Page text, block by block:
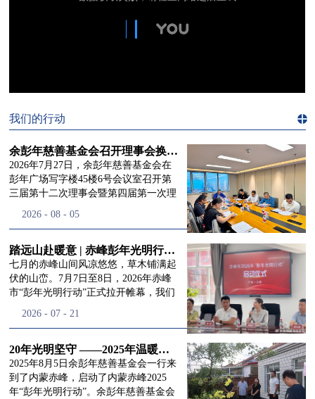
我们的行动
余彭年慈善基金会召开理事会换届会议
2026年7月27日，余彭年慈善基金会在
彭年广场写字楼45楼6号会议室召开第
三届第十二次理事会暨第四届第一次理
徐滨先生；副理事长兼秘书长彭志兵先
生、李玲辉先生、郭启兴先生及梅鑫先
生，现场列席人员:监事孙海跃先生，联
合党支部书记曾层同志。本次会议由理
事长徐滨主持，会议出席人数超过理事
换届会议严格按照基金会章程规定流程
同回顾了基金会过往任期内在助学兴
教、医疗救助、公益事业普惠等多个领
域深耕耕耘的公益历程，充分肯定了第
三届理事会全体成员多年来接续付出的
2026 - 08 - 05
踏远山赴暖意 | 赤峰彭年光明行动启程，入户回访接住乡亲眼底的光亮
七月的赤峰山间风凉悠悠，草木铺满起
伏的山峦。7月7日至8日，2026年赤峰
市“彭年光明行动”正式拉开帷幕，我们
土地，赴一场延续了二十一年的光明之
残联唐婷婷理事长到场参与本次启动活
动，由衷肯定了基金会坚持二十一年深
耕光明帮扶的坚守，也向长久奔走推进
项目的我们表达了谢意。二十一年时光
2026 - 07 - 21
20年光明坚守 ——2025年温暖启程“彭年光明行动”内蒙赤峰
2025年8月5日余彭年慈善基金会一行来
到了内蒙赤峰，启动了内蒙赤峰2025
年“彭年光明行动”。余彭年慈善基金会
们的行
动
道>>